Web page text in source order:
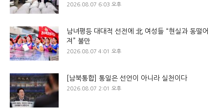
2026.08.07 6:03 오후
남녀평등 대대적 선전에 北 여성들 “현실과 동떨어
져” 불만
2026.08.07 4:01 오후
[남북통합] 통일은 선언이 아니라 실천이다
2026.08.07 2:01 오후